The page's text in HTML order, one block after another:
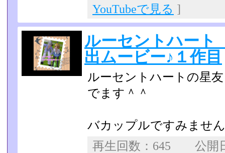
YouTubeで見る ]
ルーセントハー
出ムービー♪１作目
ルーセントハートの星
でます＾＾
バカップルですみませ
再生回数：645 公開